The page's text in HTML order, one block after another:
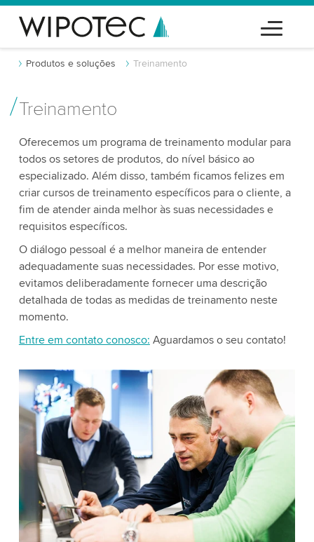
Produtos e soluções Treinamento
Treinamento
Oferecemos um programa de treinamento modular para
todos os setores de produtos, do nível básico ao
especializado. Além disso, também ficamos felizes em
criar cursos de treinamento específicos para o cliente, a
fim de atender ainda melhor às suas necessidades e
requisitos específicos.
O diálogo pessoal é a melhor maneira de entender
adequadamente suas necessidades. Por esse motivo,
evitamos deliberadamente fornecer uma descrição
detalhada de todas as medidas de treinamento neste
momento.
Entre em contato conosco: Aguardamos o seu contato!